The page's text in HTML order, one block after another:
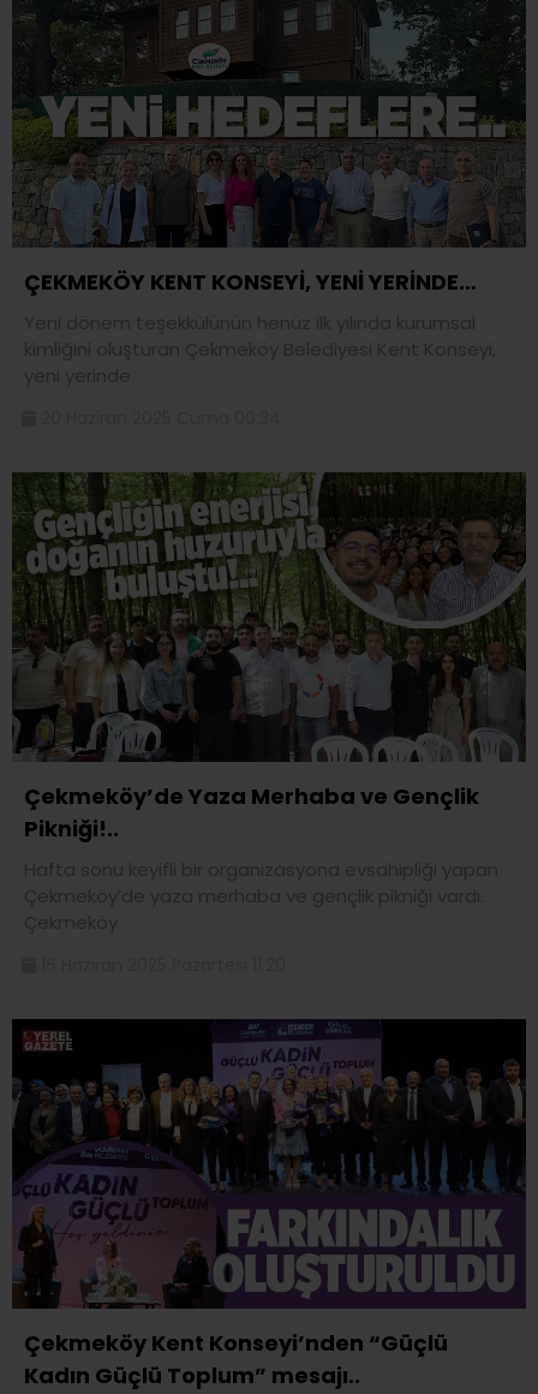
ÇEKMEKÖY KENT KONSEYİ, YENİ YERİNDE…
Yeni dönem teşekkülünün henüz ilk yılında kurumsal
kimliğini oluşturan Çekmeköy Belediyesi Kent Konseyi,
yeni yerinde
Çekmeköy’de Yaza Merhaba ve Gençlik
Pikniği!..
Hafta sonu keyifli bir organizasyona evsahipliği yapan
Çekmeköy’de yaza merhaba ve gençlik pikniği vardı.
Çekmeköy
Çekmeköy Kent Konseyi’nden “Güçlü
Kadın Güçlü Toplum” mesajı..